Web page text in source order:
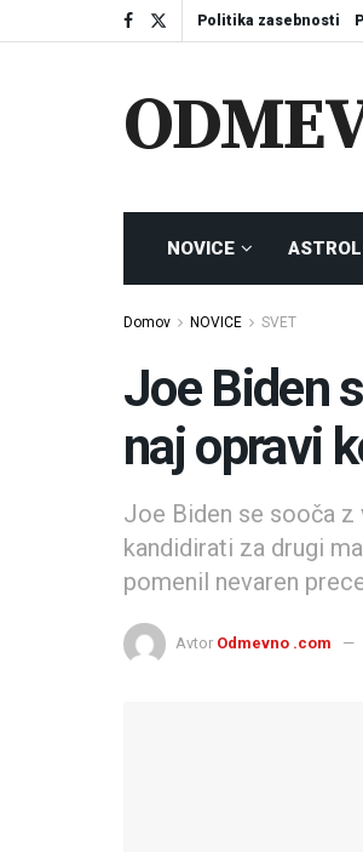
Politika zasebnosti
NOVICE
Domov NOVICE SVET
Joe Biden
naj opravi
Joe Biden se sooča z
kandidirati za drugi
pomenil nevaren
Avtor Odmevno .com